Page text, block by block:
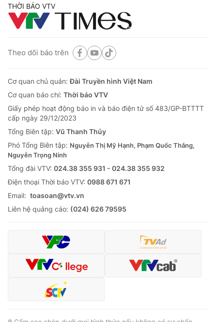
THỜI BÁO VTV
Theo dõi báo trên
Cơ quan chủ quản:Đài Truyền hình Việt Nam
Cơ quan báo chí: Thời báo VTV
Giấy phép hoạt động báo in và báo điện tử số 483/GP-BTTTT
cấp ngày 29/12/2023
Tổng Biên tập: Vũ Thanh Thủy
Phó Tổng Biên tập: Nguyễn Thị Mỹ Hạnh, Phạm Quốc Thắng,
Nguyễn Trọng Ninh
Tổng đài VTV: 024.38 355 931 - 024.38 355 932
Ðiện thoại Thời báo VTV: 0988 671 671
Email: toasoan@vtv.vn
Liên hệ quảng cáo: (024) 626 79595